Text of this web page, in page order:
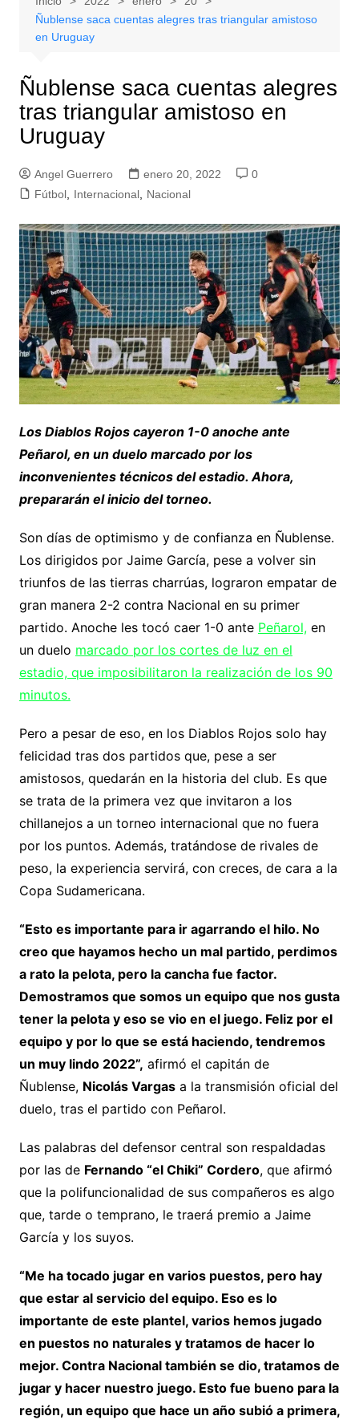
Ñublense saca cuentas alegres tras triangular amistoso
en Uruguay
Ñublense saca cuentas alegres
tras triangular amistoso en
Uruguay
Angel Guerrero enero 20, 2022
0
Fútbol, Internacional, Nacional
Los Diablos Rojos cayeron 1-0 anoche ante
Peñarol, en un duelo marcado por los
inconvenientes técnicos del estadio. Ahora,
prepararán el inicio del torneo.
Son días de optimismo y de confianza en Ñublense.
Los dirigidos por Jaime García, pese a volver sin
triunfos de las tierras charrúas, lograron empatar de
gran manera 2-2 contra Nacional en su primer
partido. Anoche les tocó caer 1-0 ante Peñarol,en
un duelo marcado por los cortes de luz en el
estadio, que imposibilitaron la realización de los 90
minutos.
Pero a pesar de eso, en los Diablos Rojos solo hay
felicidad tras dos partidos que, pese a ser
amistosos, quedarán en la historia del club. Es que
se trata de la primera vez que invitaron a los
chillanejos a un torneo internacional que no fuera
por los puntos. Además, tratándose de rivales de
peso, la experiencia servirá, con creces, de cara a la
Copa Sudamericana.
“Esto es importante para ir agarrando el hilo. No
creo que hayamos hecho un mal partido, perdimos
a rato la pelota, pero la cancha fue factor.
Demostramos que somos un equipo que nos gusta
tener la pelota y eso se vio en el juego. Feliz por el
equipo y por lo que se está haciendo, tendremos
un muy lindo 2022”, afirmó el capitán de
Ñublense, Nicolás Vargasa la transmisión oficial del
duelo, tras el partido con Peñarol.
Las palabras del defensor central son respaldadas
por las de Fernando “el Chiki” Cordero, que afirmó
que la polifuncionalidad de sus compañeros es algo
que, tarde o temprano, le traerá premio a Jaime
García y los suyos.
“Me ha tocado jugar en varios puestos, pero hay
que estar al servicio del equipo. Eso es lo
importante de este plantel, varios hemos jugado
en puestos no naturales y tratamos de hacer lo
mejor. Contra Nacional también se dio, tratamos de
jugar y hacer nuestro juego. Esto fue bueno para la
región, un equipo que hace un año subió a primera,